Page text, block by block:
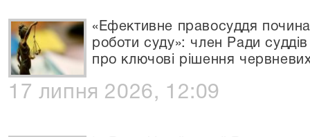
«Ефективне правосуддя
роботи суду»: член Ради
про ключові рішення
17 липня 2026, 12:09